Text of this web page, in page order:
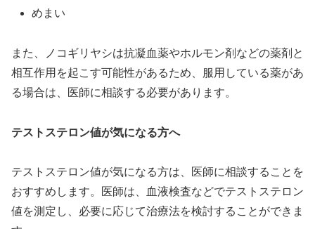
めまい
また、ノコギリヤシは抗凝血薬やホルモン剤などの薬剤と
相互作用を起こす可能性があるため、服用している薬があ
る場合は、医師に相談する必要があります。
テストステロン値が気になる方へ
テストステロン値が気になる方は、医師に相談することを
おすすめします。医師は、血液検査などでテストステロン
値を測定し、必要に応じて治療法を検討することができま